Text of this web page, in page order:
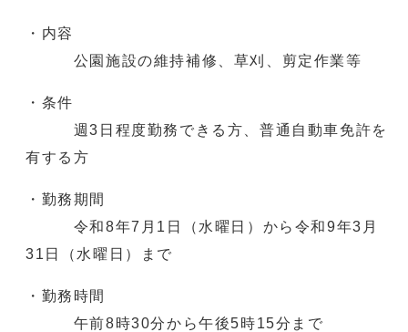
・内容
公園施設の維持補修、草刈、剪定作業等
・条件
週3日程度勤務できる方、普通自動車免許を
有する方
・勤務期間
令和8年7月1日（水曜日）から令和9年3月
31日（水曜日）まで
・勤務時間
午前8時30分から午後5時15分まで